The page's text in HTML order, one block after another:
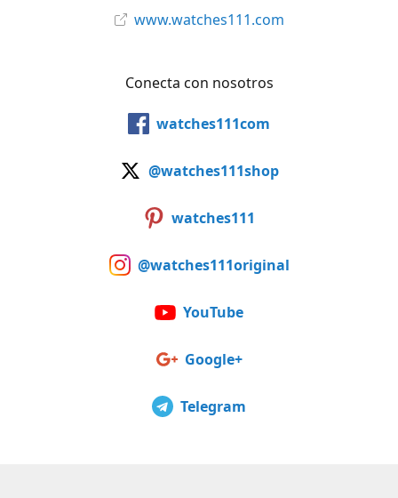
www.watches111.com
Conecta con nosotros
watches111com
@watches111shop
watches111
@watches111original
YouTube
Google+
Telegram